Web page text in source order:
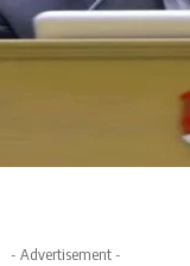
- Advertisement -